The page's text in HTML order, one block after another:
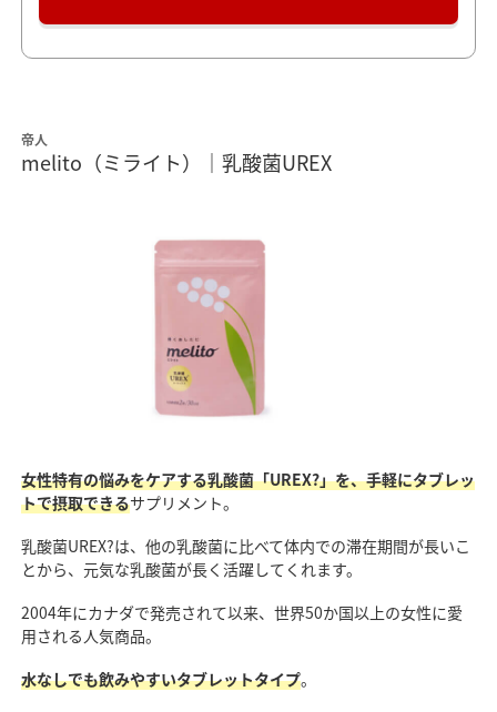
帝人
melito（ミライト）｜乳酸菌UREX
女性特有の悩みをケアする乳酸菌「UREX?」を、手軽にタブレッ
トで摂取できるサプリメント。
乳酸菌UREX?は、他の乳酸菌に比べて体内での滞在期間が長いこ
とから、元気な乳酸菌が長く活躍してくれます。
2004年にカナダで発売されて以来、世界50か国以上の女性に愛
用される人気商品。
水なしでも飲みやすいタブレットタイプ。